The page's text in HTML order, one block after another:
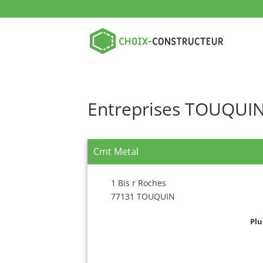
Entreprises
Cmt Metal
1 Bis r Roches
77131 TOUQUIN